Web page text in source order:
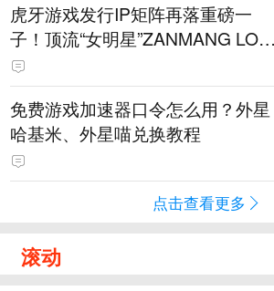
虎牙游戏发行IP矩阵再落重磅一
子！顶流“女明星”ZANMANG LOO
PY 正版3D消除手游《消消奇遇》
惊喜曝光
免费游戏加速器口令怎么用？外星
哈基米、外星喵兑换教程
点击查看更多
滚动